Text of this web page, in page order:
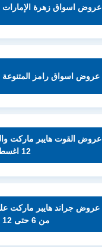
عروض اسواق زهرة الإمارات
عروض اسواق رامز المتنوعة من 5 حتى 12
12 اغسطس
عروض جراند هايبر ماركت على
من 6 حتى 12 اغسطس